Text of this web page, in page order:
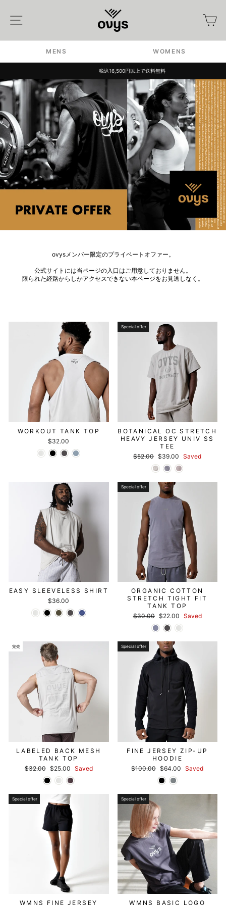
content
MENS WOMENS
Pause
slideshow
税込16,500円以上で送料無料
ovysメンバー限定のプライベートオファー。
公式サイトには当ページの入口はご用意しておりません。
限られた経路からしかアクセスできない本ページをお見逃しなく。
WORKOUT TANK TOP
$32.00
Special offer
BOTANICAL OC STRETCH
HEAVY JERSEY UNIV SS
TEE
Regular
$52.00 セ
ー
ル
格
$39.00 Saved
EASY SLEEVELESS SHIRT
$36.00
Special offer
ORGANIC COTTON
STRETCH TIGHT FIT
TANK TOP
Regular
$30.00 セ
ー
ル
格
$22.00 Saved
完売
LABELED BACK MESH
TANK TOP
Regular
$32.00
セ
ー
ル
格
$25.00 Saved
Special offer
FINE JERSEY ZIP-UP
HOODIE
Regular
$100.00 セ
ー
ル
$64.00 Saved
Special offer
WMNS FINE JERSEY
Special offer
WMNS BASIC LOGO